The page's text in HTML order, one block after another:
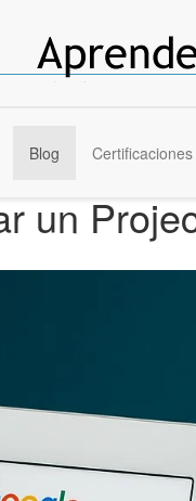
Blog Certificaciones
un